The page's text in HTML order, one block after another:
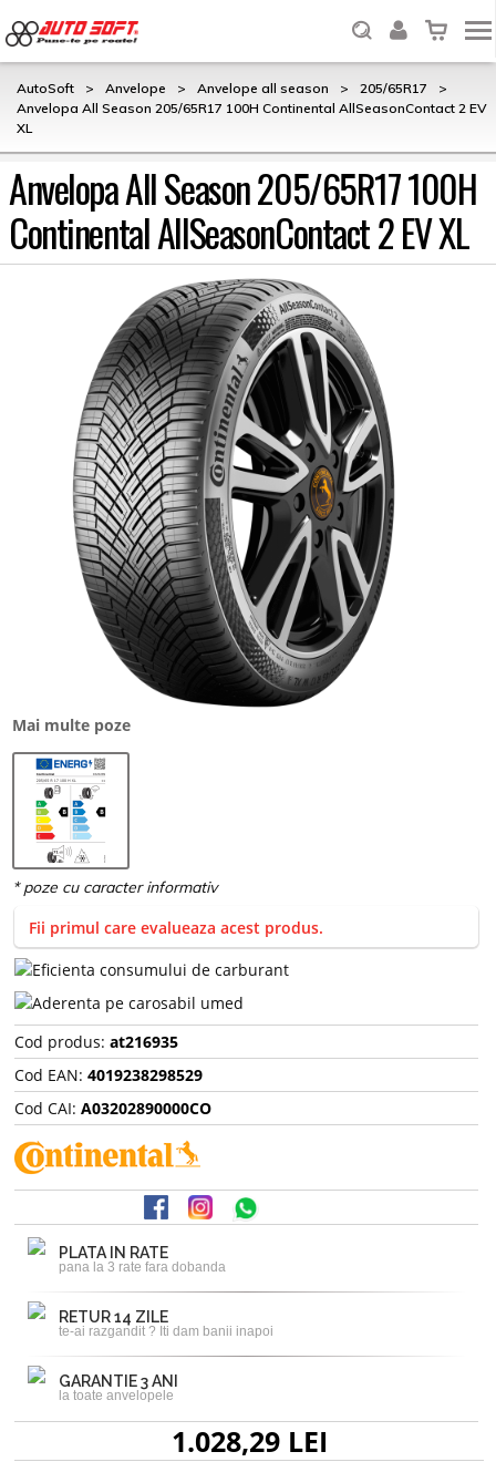
AutoSoft > Anvelope > Anvelope all season > 205/65R17
>
Anvelopa All Season 205/65R17 100H Continental AllSeasonContact 2 EV
XL
Anvelopa All Season 205/65R17 100H
Continental AllSeasonContact 2 EV XL
Mai multe poze
Fii primul care evalueaza acest produs.
Cod produs: at216935
Cod EAN: 4019238298529
Cod CAI: A03202890000CO
PLATA IN RATE
pana la 3 rate fara dobanda
RETUR 14 ZILE
te-ai razgandit ? Iti dam banii inapoi
GARANTIE 3 ANI
la toate anvelopele
1.028,29 LEI